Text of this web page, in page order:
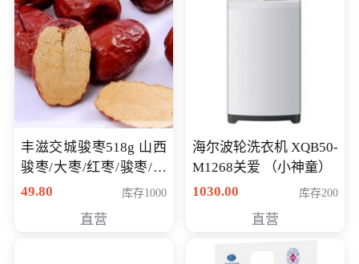
丰滋交城骏枣518g 山西
骏枣/大枣/红枣/骏枣/热
销千件/
49.80 库存1000
直营
海尔波轮洗衣机 XQB50-
M1268关爱 （小神童）
1030.00
库存200
直营